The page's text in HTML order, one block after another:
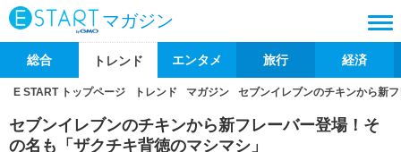
マガジン
総合 トレンド エンタメ 旅行 経済
E START トップページ トレンド マガジン セブンイレブンのチキンから新
セブンイレブンのチキンから新フレーバー登場！そ
の名も「ザクチキ背徳のマシマシ」